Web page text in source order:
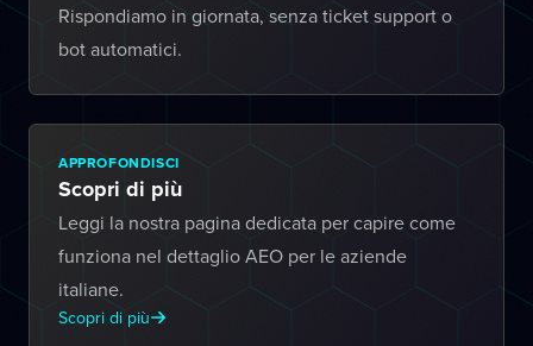
Rispondiamo in giornata, senza ticket support o
bot automatici.
APPROFONDISCI
Scopri di più
Leggi la nostra pagina dedicata per capire come
funziona nel dettaglio AEO per le aziende
italiane.
Scopri di più